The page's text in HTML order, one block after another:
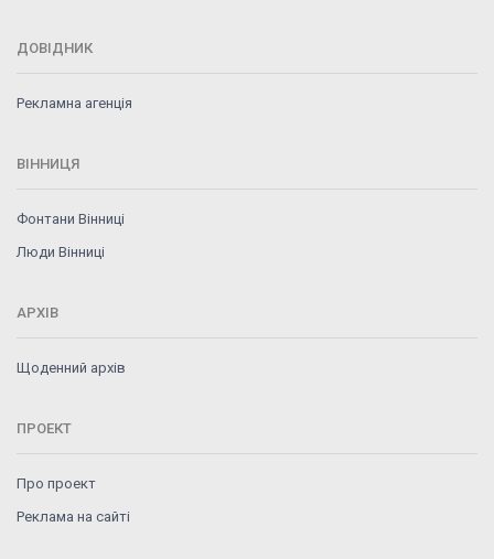
ДОВІДНИК
Рекламна агенція
ВІННИЦЯ
Фонтани Вінниці
Люди Вінниці
АРХІВ
Щоденний архів
ПРОЕКТ
Про проект
Реклама на сайті